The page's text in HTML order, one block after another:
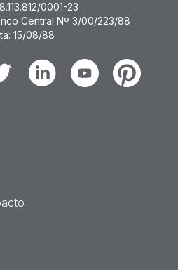
0001-23
Central Nº 3/00/223/88
15/08/88
LinkedinYoutubePinterest